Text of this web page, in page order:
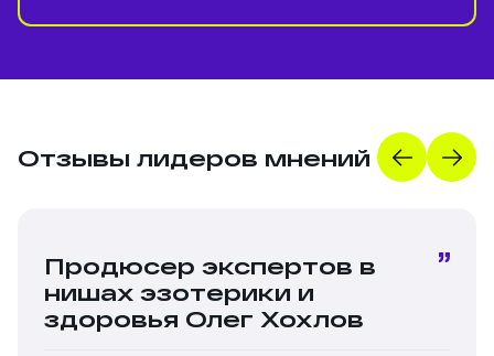
Отзывы лидеров мнений
Продюсер экспертов в
нишах эзотерики и
здоровья Олег Хохлов